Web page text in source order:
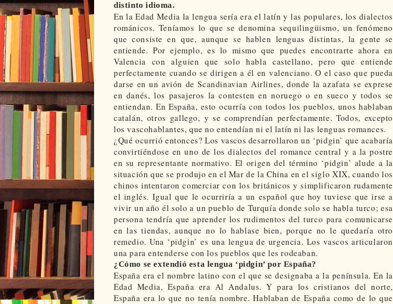
distinto idioma.
En la Edad Media la lengua sería era el latín y las populares, los dialectos
románicos. Teníamos lo que se denomina sequilingüismo, un fenómeno
que consiste en que, aunque se hablen lenguas distintas, la gente se
entiende. Por ejemplo, es lo mismo que puedes encontrarte ahora en
Valencia con alguien que solo habla castellano, pero que entiende
perfectamente cuando se dirigen a él en valenciano. O el caso que pueda
darse en un avión de Scandinavian Airlines, donde la azafata se exprese
en danés, los pasajeros la contesten en noruego o en sueco y todos se
entiendan. En España, esto ocurría con todos los pueblos, unos hablaban
catalán, otros gallego, y se comprendían perfectamente. Todos, excepto
los vascohablantes, que no entendían ni el latín ni las lenguas romances.
¿Qué ocurrió entonces? Los vascos desarrollaron un ‘pidgin’ que acabaría
convirtiéndose en uno de los dialectos del romance central y a la postre
en su representante normativo. El origen del término ‘pidgin’ alude a la
situación que se produjo en el Mar de la China en el siglo XIX, cuando los
chinos intentaron comerciar con los británicos y simplificaron rudamente
el inglés. Igual que le ocurriría a un español que hoy tuviese que irse a
vivir un año él solo a un pueblo de Turquía donde solo se habla turco; esa
persona tendría que aprender los rudimentos del turco para comunicarse
en las tiendas, aunque no lo hablase bien, porque no le quedaría otro
remedio. Una ‘pidgin’ es una lengua de urgencia. Los vascos articularon
una para entenderse con los pueblos que les rodeaban.
¿Cómo se extendió esta lengua ‘pidgin’ por España?
España era el nombre latino con el que se designaba a la península. En la
Edad Media, España era Al Andalus. Y para los cristianos del norte,
España era lo que no tenía nombre. Hablaban de España como de lo que